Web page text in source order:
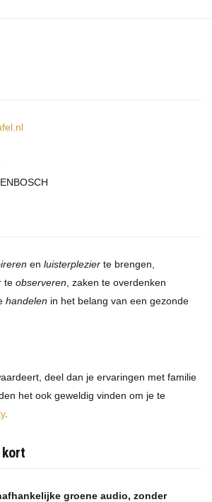
en luisterplezier te brengen,
te observeren , zaken te overdenken
handelen in het belang van een gezonde
deel dan je ervaringen met familie
het ook geweldig vinden om je te
.
groene audio, zonder